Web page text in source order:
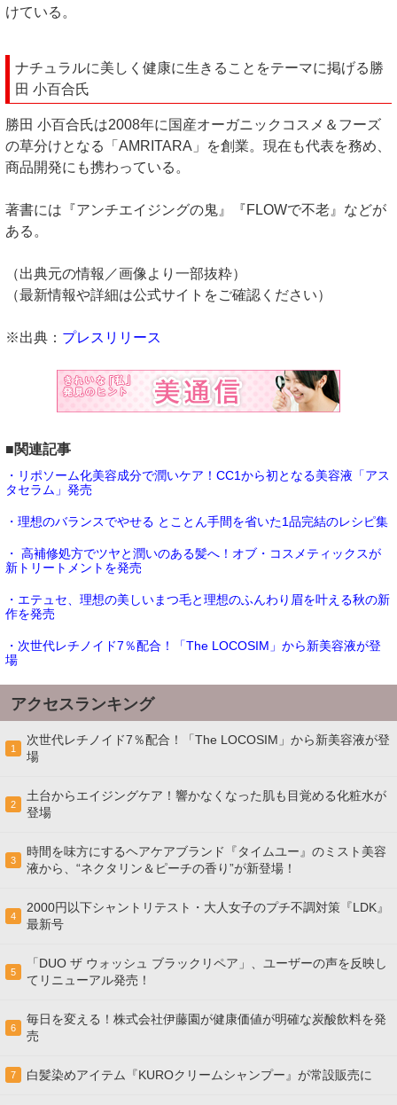
けている。
ナチュラルに美しく健康に生きることをテーマに掲げる勝
田 小百合氏
勝田 小百合氏は2008年に国産オーガニックコスメ＆フーズ
の草分けとなる「AMRITARA」を創業。現在も代表を務め、
商品開発にも携わっている。
著書には『アンチエイジングの鬼』『FLOWで不老』などが
ある。
（出典元の情報／画像より一部抜粋）
（最新情報や詳細は公式サイトをご確認ください）
※出典： プレスリリース
■関連記事
・リポソーム化美容成分で潤いケア！CC1から初となる美容液「アス
タセラム」発売
・理想のバランスでやせる とことん手間を省いた1品完結のレシピ集
・ 高補修処方でツヤと潤いのある髪へ！オブ・コスメティックスが
新トリートメントを発売
・エテュセ、理想の美しいまつ毛と理想のふんわり眉を叶える秋の新
作を発売
・次世代レチノイド7％配合！「The LOCOSIM」から新美容液が登
場
アクセスランキング
1
次世代レチノイド7％配合！「The LOCOSIM」から新美容液が登
場
2
土台からエイジングケア！響かなくなった肌も目覚める化粧水が
登場
3
時間を味方にするヘアケアブランド『タイムユー』のミスト美容
液から、“ネクタリン＆ピーチの香り”が新登場！
4
2000円以下シャントリテスト・大人女子のプチ不調対策『LDK』
最新号
5
「DUO ザ ウォッシュ ブラックリペア」、ユーザーの声を反映し
てリニューアル発売！
6
毎日を変える！株式会社伊藤園が健康価値が明確な炭酸飲料を発
売
7 白髪染めアイテム『KUROクリームシャンプー』が常設販売に